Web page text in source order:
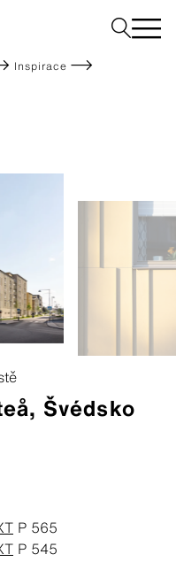
Inspirace
Švédsko
P 565
P 545